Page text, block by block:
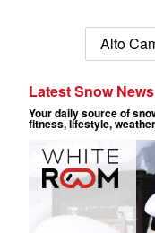
Alto